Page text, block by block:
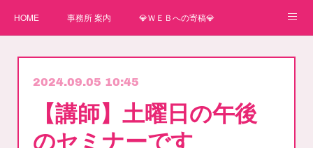
HOME 事務所 案内 💎ＷＥＢへの寄稿💎
弊事務所へのお問い合わせ講師
2024.09.05 10:45
【講師】土曜日の午後
のセミナーです